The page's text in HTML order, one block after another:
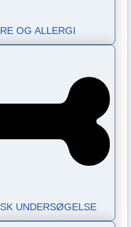
OG ALLERGI
UNDERSØGELSE